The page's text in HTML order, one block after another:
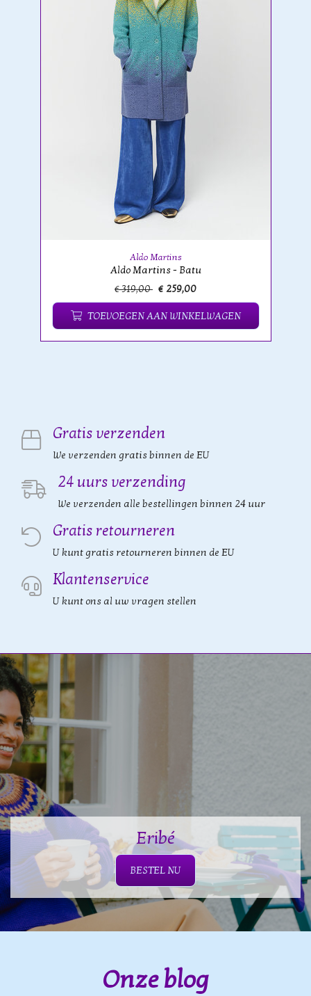
Aldo Martins
Aldo Martins - Batu
€ 319,00 € 259,00
TOEVOEGEN AAN WINKELWAGEN
Gratis verzenden
We verzenden gratis binnen de EU
24 uurs verzending
We verzenden alle bestellingen binnen 24 uur
Gratis retourneren
U kunt gratis retourneren binnen de EU
Klantenservice
U kunt ons al uw vragen stellen
Eribé
BESTEL NU
Onze blog